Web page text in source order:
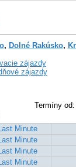
, Dolné Rakúsko,
zájazdy
zájazdy
Termíny
Minute
Minute
Minute
Minute